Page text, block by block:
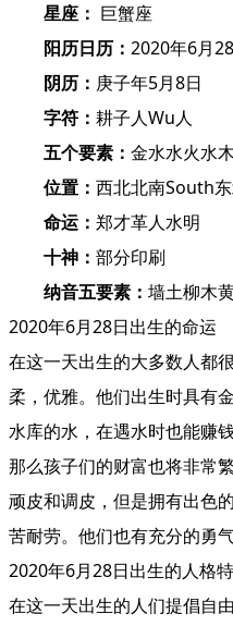
星座： 巨蟹座
阳历日历： 2020年6月
阴历： 庚子年5月8日
字符： 耕子人Wu人
五个要素： 金水水火水木
位置： 西北北南South
命运： 郑才革人水明
十神： 部分印刷
纳音五要素： 墙土柳木
2020年6月28日出生的命运
在这一天出生的大多数人都
柔，优雅。他们出生时具有
水库的水，在遇水时也能赚
那么孩子们的财富也将非常
顽皮和调皮，但是拥有出色
苦耐劳。他们也有充分的勇气
2020年6月28日出生的人格
在这一天出生的人们提倡自